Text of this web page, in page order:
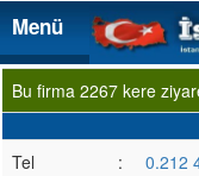
Menü
Menü
Bu firma 2267 kere
Tel :
0.212